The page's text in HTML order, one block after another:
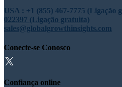
USA : +1 (855) 467-7775 (Ligação
022397 (Ligação gratuita)
sales@globalgrowthinsights.com
Conecte-se Conosco
Confiança online